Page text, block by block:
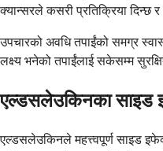
क्यान्सरले कसरी प्रतिक्रिया दिन्छ
उपचारको अवधि तपाईंको समग्र
लक्ष्य भनेको तपाईंलाई सकेसम्म
एल्डसलेउकिनका
एल्डसलेउकिनले महत्त्वपूर्ण साइड